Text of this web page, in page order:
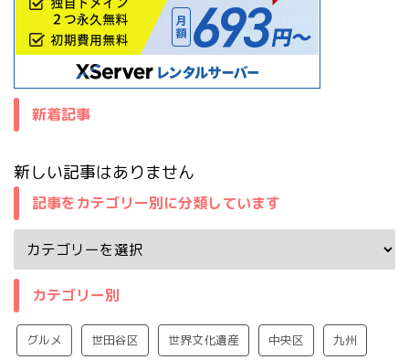
新着記事
新しい記事はありません
記事をカテゴリー別に分類しています
カテゴリー別
グルメ 世田谷区 世界文化遺産 中央区 九州